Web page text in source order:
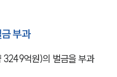
부과
3249억원)의 벌금을 부과